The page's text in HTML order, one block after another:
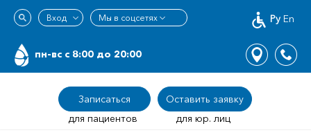
Ру En
пн-вс c 8:00 до 20:00
Записаться
Оставить заявку
для пациентов
для юр. лиц